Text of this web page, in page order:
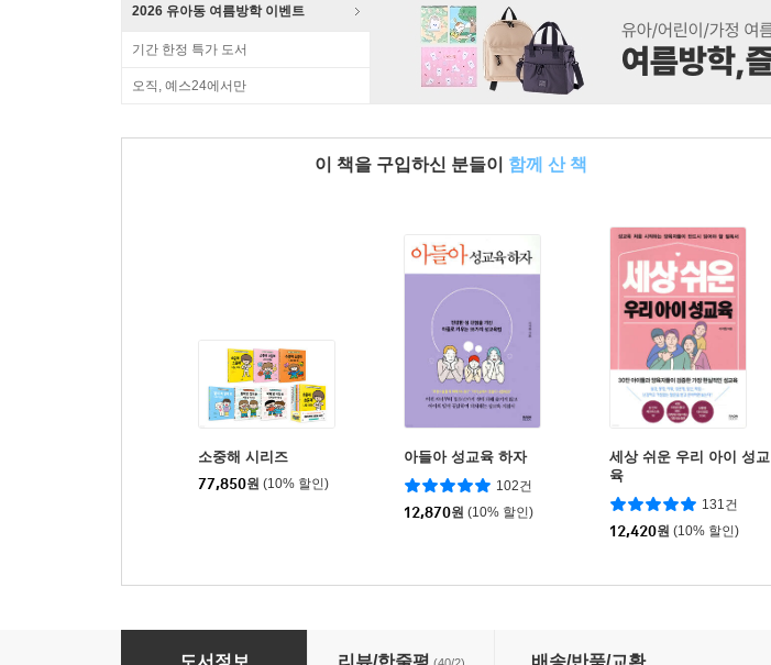
2026 유아동 여름방학 이벤트
기간 한정 특가 도서
오직, 예스24에서만
이 책을 구입하신 분들이 함께 산 책
소중해 시리즈
77,850원 (10% 할인)
아들아 성교육 하자
102건
12,870원 (10% 할인)
세상 쉬운 우리 아이 성교
육
131건
12,420원 (10% 할인)
알성달성 우리 아이 성교육
도서정보 리뷰/한줄평 배송/반품/교환